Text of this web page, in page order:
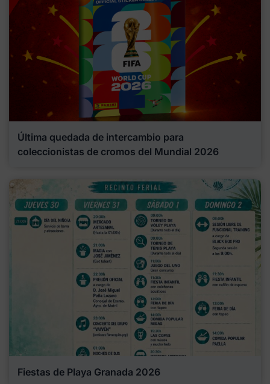
Última quedada de intercambio para
coleccionistas de cromos del Mundial 2026
Fiestas de Playa Granada 2026